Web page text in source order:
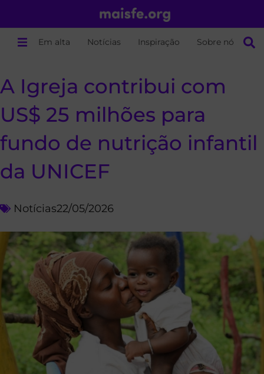
Em alta Notícias Inspiração Sobre nós
A Igreja contribui com
US$ 25 milhões para
fundo de nutrição infantil
da UNICEF
Notícias22/05/2026